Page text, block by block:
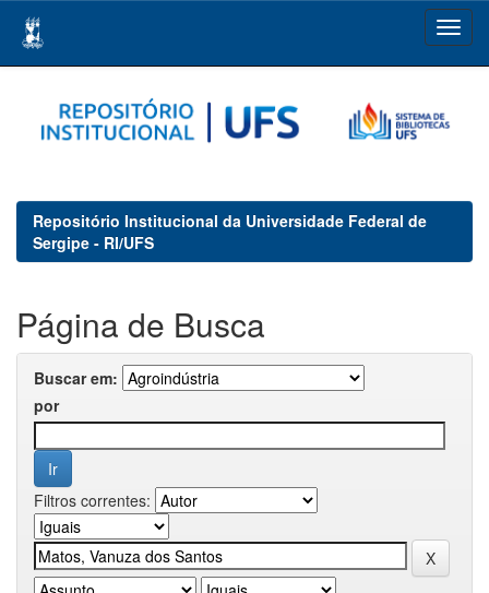
navigation
Repositório Institucional da Universidade Federal de
Sergipe - RI/UFS
Página de Busca
Buscar em:
por
Filtros correntes: